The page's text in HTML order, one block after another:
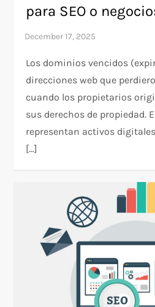
para SEO o
Los dominios vencidos
direcciones web que
cuando los propietarios
sus derechos de propiedad.
representan activos
[…]